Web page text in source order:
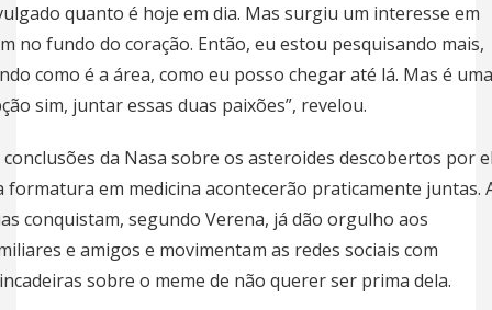
quanto é hoje em dia. Mas surgiu um interesse em
no fundo do coração. Então, eu estou pesquisando mais,
como é a área, como eu posso chegar até lá. Mas é uma
sim, juntar essas duas paixões”, revelou.
conclusões da Nasa sobre os asteroides descobertos por
formatura em medicina acontecerão praticamente juntas.
conquistam, segundo Verena, já dão orgulho aos
e amigos e movimentam as redes sociais com
sobre o meme de não querer ser prima dela.